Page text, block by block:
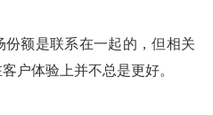
份额是联系在一起的，但相关
户体验上并不总是更好。